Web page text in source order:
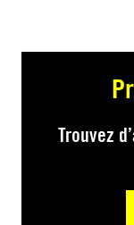
Trouvez